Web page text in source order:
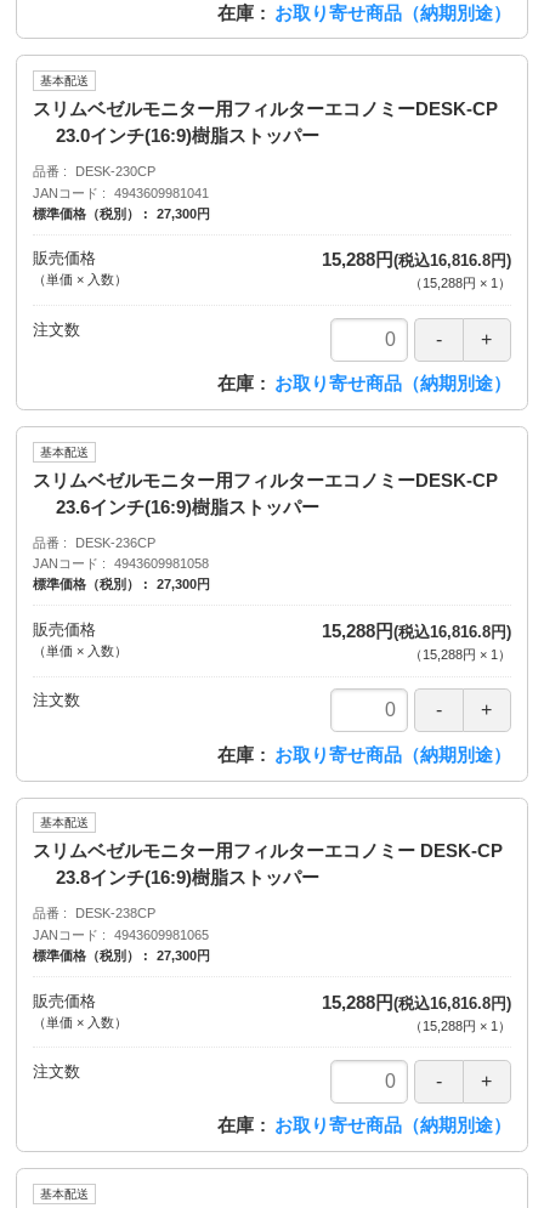
在庫 お取り寄せ商品（納期別途）
基本配送
スリムベゼルモニター用フィルターエコノミーDESK-CP
23.0インチ(16:9)樹脂ストッパー
品番
DESK-230CP
JANコード
4943609981041
標準価格（税別）
27,300円
販売価格
（単価 × 入数）
15,288円(税込16,816.8円)
（ 15,288円 × 1 ）
注文数
在庫 お取り寄せ商品（納期別途）
基本配送
スリムベゼルモニター用フィルターエコノミーDESK-CP
23.6インチ(16:9)樹脂ストッパー
品番
DESK-236CP
JANコード
4943609981058
標準価格（税別）
27,300円
販売価格
（単価 × 入数）
15,288円(税込16,816.8円)
（ 15,288円 × 1 ）
注文数
在庫 お取り寄せ商品（納期別途）
基本配送
スリムベゼルモニター用フィルターエコノミー DESK-CP
23.8インチ(16:9)樹脂ストッパー
品番
DESK-238CP
JANコード
4943609981065
標準価格（税別）
27,300円
販売価格
（単価 × 入数）
15,288円(税込16,816.8円)
（ 15,288円 × 1 ）
注文数
在庫 お取り寄せ商品（納期別途）
基本配送